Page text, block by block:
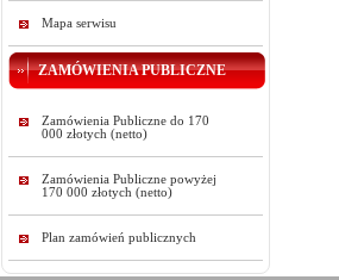
Mapa serwisu
ZAMÓWIENIA PUBLICZNE
Zamówienia Publiczne do 170
000 złotych (netto)
Zamówienia Publiczne powyżej
170 000 złotych (netto)
Plan zamówień publicznych